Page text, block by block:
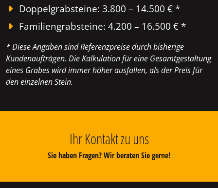
Doppelgrabsteine: 3.800 – 14.500 € *
Familiengrabsteine: 4.200 – 16.500 € *
* Diese Angaben sind Referenzpreise durch bisherige
Kundenaufträgen. Die Kalkulation für eine Gesamtgestaltung
eines Grabes wird immer höher ausfallen, als der Preis für
den einzelnen Stein.
Ihr Kontakt zu uns
Sie haben Fragen? Wir beraten Sie gerne!